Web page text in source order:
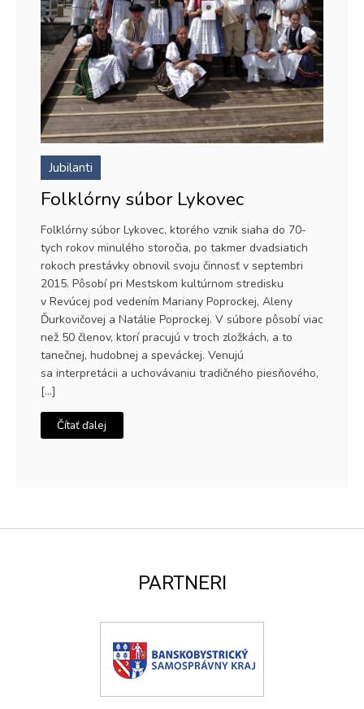
Jubilanti
Folklórny súbor Lykovec
Folklórny súbor Lykovec, ktorého vznik siaha do 70-
tych rokov minulého storočia, po takmer dvadsiatich
rokoch prestávky obnovil svoju činnosť v septembri
2015. Pôsobí pri Mestskom kultúrnom stredisku
v Revúcej pod vedením Mariany Poprockej, Aleny
Ďurkovičovej a Natálie Poprockej. V súbore pôsobí viac
než 50 členov, ktorí pracujú v troch zložkách, a to
tanečnej, hudobnej a speváckej. Venujú
sa interpretácii a uchovávaniu tradičného piesňového,
[…]
Čítať ďalej
PARTNERI